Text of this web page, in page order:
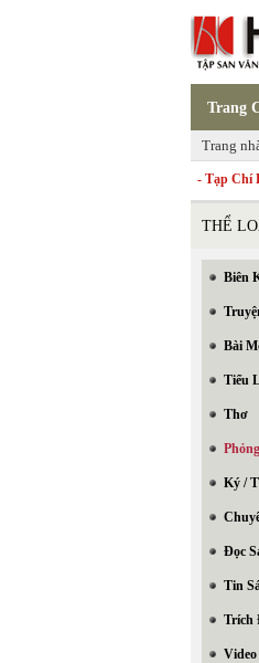
Trang
Trang
- Tạp Chí
THỂ
Biên
Bài
Tiểu
Thơ
Ký /
Đọc
Tin
Trích